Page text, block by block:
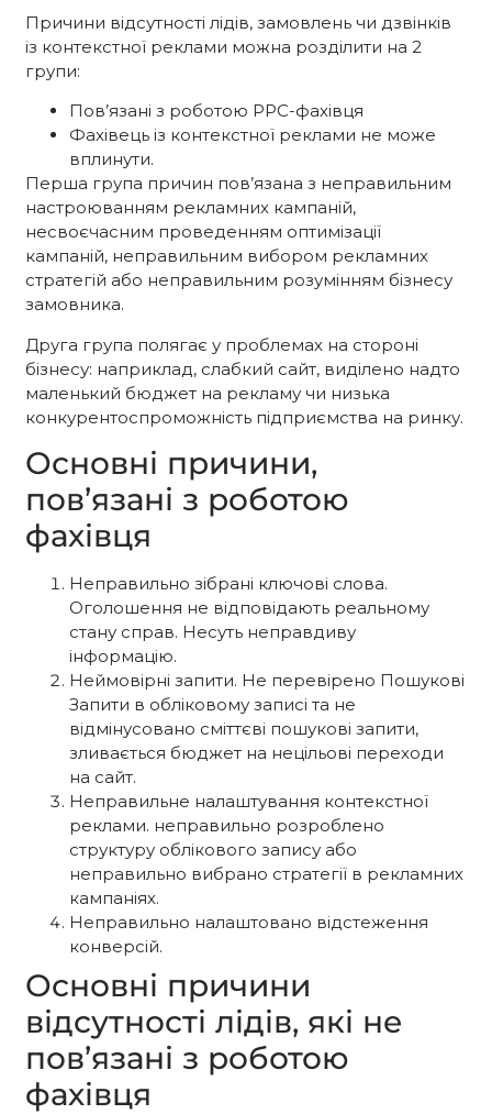
Причини відсутності лідів, замовлень чи дзвінків
із контекстної реклами можна розділити на 2
групи:
Пов’язані з роботою PPC-фахівця
Фахівець із контекстної реклами не може
вплинути.
Перша група причин пов’язана з неправильним
настроюванням рекламних кампаній,
несвоєчасним проведенням оптимізації
кампаній, неправильним вибором рекламних
стратегій або неправильним розумінням бізнесу
замовника.
Друга група полягає у проблемах на стороні
бізнесу: наприклад, слабкий сайт, виділено надто
маленький бюджет на рекламу чи низька
конкурентоспроможність підприємства на ринку.
Основні причини,
пов’язані з роботою
фахівця
Неправильно зібрані ключові слова.
Оголошення не відповідають реальному
стану справ. Несуть неправдиву
інформацію.
Неймовірні запити. Не перевірено Пошукові
Запити в обліковому записі та не
відмінусовано сміттєві пошукові запити,
зливається бюджет на нецільові переходи
на сайт.
Неправильне налаштування контекстної
реклами. неправильно розроблено
структуру облікового запису або
неправильно вибрано стратегії в рекламних
кампаніях.
Неправильно налаштовано відстеження
конверсій.
Основні причини
відсутності лідів, які не
пов’язані з роботою
фахівця